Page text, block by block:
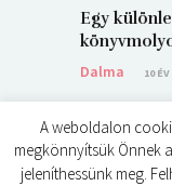
Egy
Dalma
10
A weboldalon
megkönnyítsük Önnek
jeleníthessünk meg.